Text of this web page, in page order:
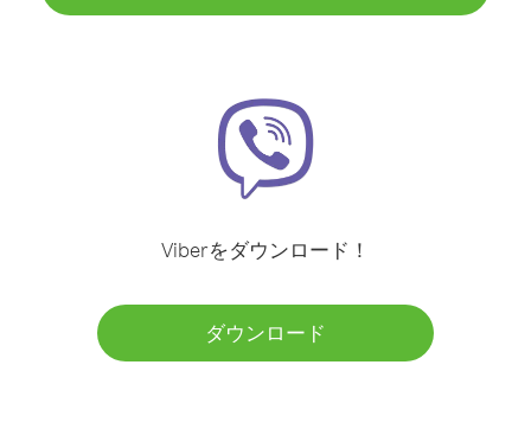
Viberをダウンロード！
ダウンロード